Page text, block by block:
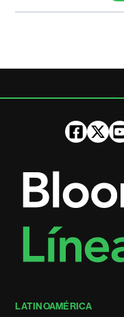
LATINOAMÉRICA